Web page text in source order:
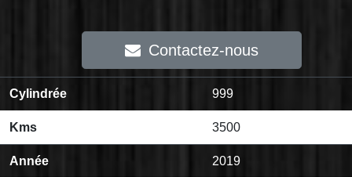
Contactez-nous
Cylindrée 999
Kms 3500
Année 2019